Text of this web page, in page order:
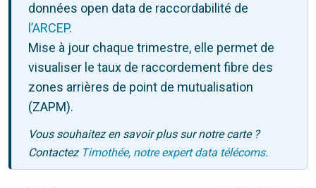
données open data de raccordabilité de
l’ARCEP.
Mise à jour chaque trimestre, elle permet de
visualiser le taux de raccordement fibre des
zones arrières de point de mutualisation
(ZAPM).
Vous souhaitez en savoir plus sur notre carte ?
Contactez Timothée, notre expert data télécoms.